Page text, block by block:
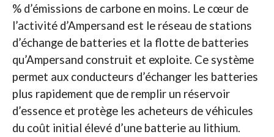
% d’émissions de carbone en moins. Le cœur de
l’activité d’Ampersand est le réseau de stations
d’échange de batteries et la flotte de batteries
qu’Ampersand construit et exploite. Ce système
permet aux conducteurs d’échanger les batteries
plus rapidement que de remplir un réservoir
d’essence et protège les acheteurs de véhicules
du coût initial élevé d’une batterie au lithium.